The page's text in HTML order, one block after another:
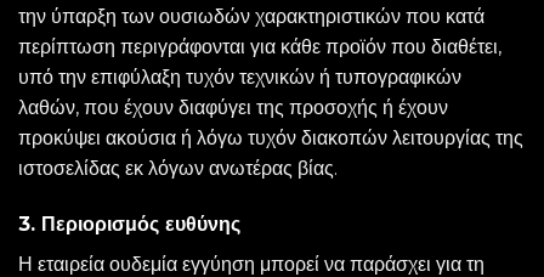
την ύπαρξη των ουσιωδών χαρακτηριστικών που κατά
περίπτωση περιγράφονται για κάθε προϊόν που διαθέτει,
υπό την επιφύλαξη τυχόν τεχνικών ή τυπογραφικών
λαθών, που έχουν διαφύγει της προσοχής ή έχουν
προκύψει ακούσια ή λόγω τυχόν διακοπών λειτουργίας της
ιστοσελίδας εκ λόγων ανωτέρας βίας.
3. Περιορισμός ευθύνης
Η εταιρεία ουδεμία εγγύηση μπορεί να παράσχει για τη